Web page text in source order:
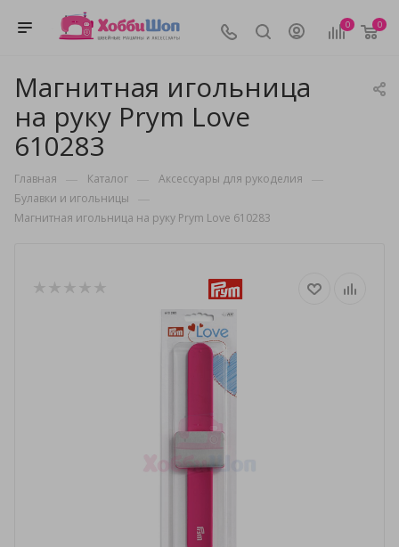
0 0
Магнитная игольница
на руку Prym Love
610283
Главная — Каталог — Аксессуары для рукоделия —
Булавки и игольницы —
Магнитная игольница на руку Prym Love 610283